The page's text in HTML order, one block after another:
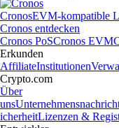
CronosEVM-kompatible
Cronos entdecken
Cronos PoSCronos EVM
Erkunden
AffiliateInstitutionen
Crypto.com
Über
uns
icherheitLizenzen &